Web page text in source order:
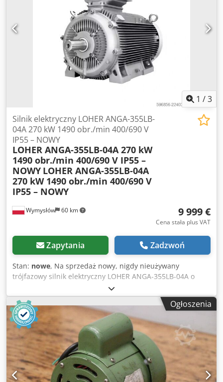
1 /3
Wymysłów 60 km
Silnik elektryczny LOHER ANGA-355LB-
04A 270 kW 1490 obr./min 400/690 V
IP55 – NOWY
LOHER ANGA-355LB-04A 270 kW
1490 obr./min 400/690 V IP55 –
NOWY LOHER ANGA-355LB-04A
270 kW 1490 obr./min 400/690 V
IP55 – NOWY
9 999 €
Cena stała plus VAT
Zapytania Zadzwoń
Stan: nowe, Na sprzedaż nowy, nigdy nieużywany
trójfazowy silnik elektryczny LOHER ANGA-355LB-04A o
mocy 270 kW. Silnik pochodzi z zapasu magazynowego
(NOS – New Old Stock). Nie był montowany ani
eksploatowany. Stan techniczny i wizualny jest bardzo
dobry, mogą występować jedynie drobne ślady
magazynowania. Wyprodukowany w Niemczech,
charakteryzuje się solidną, przemysłową konstrukcją.
Doskonale nadaje się do napędu pomp, wentylatorów,
sprężarek, kruszarek, przenośników oraz innych maszyn
przemysłowych. Dane techniczne: Producent: LOHER
Ogłoszenia